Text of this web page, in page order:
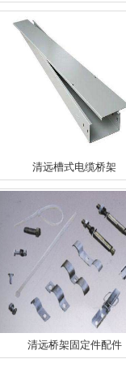
清远槽式电缆桥架
清远桥架固定件配件